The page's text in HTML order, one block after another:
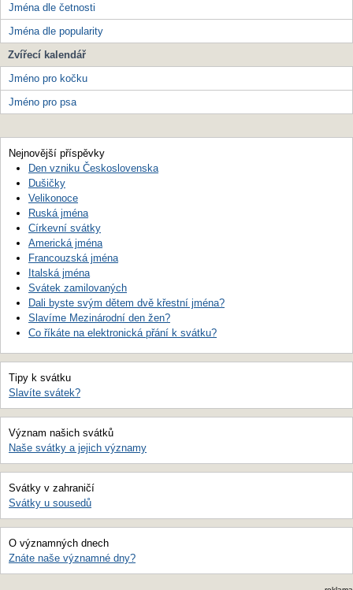
Jména dle četnosti
Jména dle popularity
Zvířecí kalendář
Jméno pro kočku
Jméno pro psa
Nejnovější příspěvky
Den vzniku Československa
Dušičky
Velikonoce
Ruská jména
Církevní svátky
Americká jména
Francouzská jména
Italská jména
Svátek zamilovaných
Dali byste svým dětem dvě křestní jména?
Slavíme Mezinárodní den žen?
Co říkáte na elektronická přání k svátku?
Tipy k svátku
Slavíte svátek?
Význam našich svátků
Naše svátky a jejich významy
Svátky v zahraničí
Svátky u sousedů
O významných dnech
Znáte naše významné dny?